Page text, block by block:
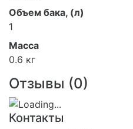
Объем бака, (л)
1
Масса
0.6 кг
Отзывы (0)
Контакты